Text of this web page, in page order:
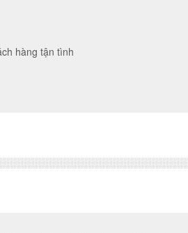
hàng tận tình